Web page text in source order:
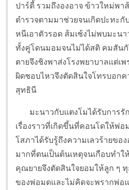
ปาร์ตี้ รวมถึงองอาจ ข้าวใหม่พา
ตำรวจตามมาช่วยจนเกิดปะทะกั
หนีเอาตัวรอด ส้มเช้งไม่พบมะนา
ทั้งคู่โดนมอมจนไม่ได้สติ คมสัน
ตายจึงชิงพาส่งโรงพยาบาลแต่เ
ผิดชอบไหวจึงตัดสินใจโทรบอก
สุทธินี
มะนาวกับแตงโมได้รับการรั
เรื่องราวที่เกิดขึ้นที่คอนโดให้พ่
โสภาได้รับรู้ถึงความเลวร้ายขอ
มากที่ตนเป็นต้นเหตุจนเกือบทำใ
คุณยายจึงตัดสินใจยอมให้ลูก ๆ
ของพ่อมดและไม่คิดจะพรากพ่อ